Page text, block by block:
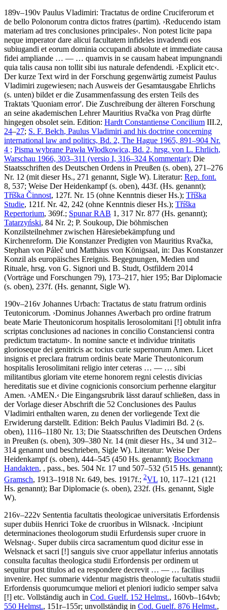
189v–190v Paulus Vladimiri: Tractatus de ordine Cruciferorum et
de bello Polonorum contra dictos fratres (partim). ›Reducendo istam
materiam ad tres conclusiones principales‹. Non potest licite papa
neque imperator dare alicui facultatem infideles invadendi eos
subiugandi et eorum dominia occupandi absolute et immediate causa
fidei ampliande … — … quamvis in se causam habeat impungnandi
quia talis causa non tollit sibi ius naturale defendendi. ›Explicit etc‹.
Der kurze Text wird in der Forschung gegenwärtig zumeist Paulus
Vladimiri zugewiesen; nach Ausweis der Gesamtausgabe Ehrlichs
(s. unten) bildet er die Zusammenfassung des ersten Teils des
Traktats 'Quoniam error'. Die Zuschreibung der älteren Forschung
an seine akademischen Lehrer Mauritius Rvačka von Prag dürfte
hingegen obsolet sein. Edition: Hardt Constantiense Concilium III.2,
24–27; S. F. Bełch, Paulus Vladimiri and his doctrine concerning
international law and politics, Bd. 2, The Hague 1965, 891–904 Nr.
4 ; Pisma wybrane Pawła Włodkowica, Bd. 2, hrsg. von L. Ehrlich,
Warschau 1966, 303–311 (versio I, 316–324 Kommentar); Die
Staatsschriften des Deutschen Ordens in Preußen (s. oben), 271–276
Nr. 12 (mit dieser Hs., 271 genannt, Sigle W). Literatur: Rep. font.
8, 537; Weise Der Heidenkampf (s. oben), 443f. (Hs. genannt);
Tříška Činnost, 127f. Nr. 15 (ohne Kenntnis dieser Hs.); Tříška
Studie, 121f. Nr. 42, 242 (ohne Kenntnis dieser Hs.); Tříška
Repertorium, 369f.; Spunar RAB 1, 317 Nr. 877 (Hs. genannt);
Tatarzyński, 84 Nr. 2; P. Soukoup, Die böhmischen
Konzilsteilnehmer zwischen Häresiebekämpfung und
Kirchenreform. Die Konstanzer Predigten von Mauritius Rvačka,
Stephan von Páleč und Matthäus von Königsaal, in: Das Konstanzer
Konzil als europäisches Ereignis. Begegnungen, Medien und
Rituale, hrsg. von G. Signori und B. Studt, Ostfildern 2014
(Vorträge und Forschungen 79), 173–217, hier 195; BarDiplomacie
(s. oben), 237f. (Hs. genannt, Sigle W).
190v–216v Johannes Urbach: Tractatus de statu fratrum ordinis
Teutonicorum. ›Dominus Johannes Awerbach pro ordine fratrum
beate Marie Theutonicorum hospitalis Ierosolomitani [!] obtulit infra
scriptas conclusiones ad naciones in concilio Constanciensi contra
predictum tractatum‹. In nomine sancte et individue trinitatis
glorioseque dei genitricis ac tocius curie supernorum Amen. Licet
insignis et preclara fratrum ordinis beate Marie Theutonicorum
hospitalis Ierosolimitani religio inter ceteras … — … sibi
militantibus gloriam vite eterne honorem regni celestis divicias
hereditatis sue et divine cognicionis consorcium perhenne elargitur
Amen. ›AMEN.‹ Die Eingangsrubrik lässt darauf schließen, dass in
der Vorlage dieser Abschrift die 52 Conclusiones des Paulus
Vladimiri enthalten waren, zu denen der vorliegende Text die
Erwiderung darstellt. Edition: Bełch Paulus Vladimiri Bd. 2 (s.
oben), 1116–1180 Nr. 13; Die Staatsschriften des Deutschen Ordens
in Preußen (s. oben), 309–380 Nr. 14 (mit dieser Hs., 34 und 312–
314 genannt und beschrieben, Sigle W). Literatur: Weise Der
Heidenkampf (s. oben), 444–545 (450 Hs. genannt); Boockmann
Handakten, , pass., bes. 504 Nr. 17 und 507–532 (515 Hs. genannt);
Gramsch, 1913–1918 Nr. 649, bes. 1917f.; 2VL 10, 117–121 (121
Hs. genannt); BarDiplomacie (s. oben), 232f. (Hs. genannt, Sigle
W).
216v–222v Sententia facultatis theologicae universitatis Erfordensis
super dubiis Henrici Toke de cruoribus in Wilsnack. ›Incipiunt
determinaciones theologorum studii Erfurdensis super cruore in
Welsnag‹. Super dubiis circa sacramentum quod dicitur esse in
Welsnack et sacri [!] sanguis sive cruor appellatur inferius annotatis
consulta facultas theologica studii Erfordensis per ordinem ut
sequitur post titulos ad ea respondere decrevit … — … facilius
invenire. Hec summarie videntur magistris theologie facultatis studii
Erfordensis quorumcumque meliori et pleniori iudicio semper salva
[!] etc. Vollständig auch in Cod. Guelf. 152 Helmst., 160vb–164vb;
550 Helmst., 151r–155r; unvollständig in Cod. Guelf. 876 Helmst.,